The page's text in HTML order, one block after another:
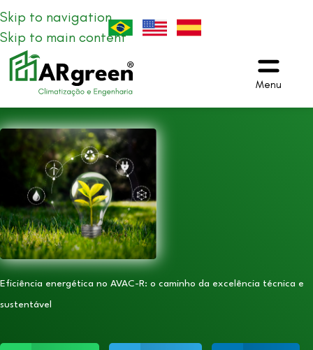
Skip to navigation
Skip to main content
Menu
Eficiência energética no AVAC-R: o caminho da excelência técnica e
sustentável